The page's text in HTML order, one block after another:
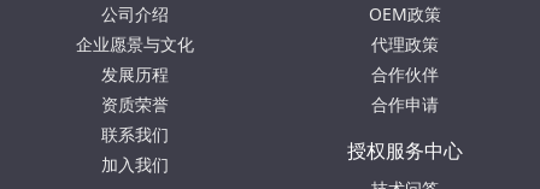
公司介绍
企业愿景与文化
发展历程
资质荣誉
联系我们
加入我们
OEM政策
代理政策
合作伙伴
合作申请
授权服务中心